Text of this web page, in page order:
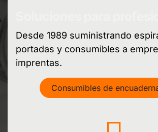
Desde 1989 suministrando
portadas y consumibles a
imprentas.
Consumibles de